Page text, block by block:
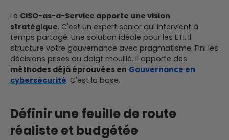
Le CISO-as-a-Service apporte une vision
stratégique. C'est un expert senior qui intervient à
temps partagé. Une solution idéale pour les ETI. Il
structure votre gouvernance avec pragmatisme. Fini les
décisions prises au doigt mouillé. Il apporte des
méthodes déjà éprouvées en Gouvernance en
cybersécurité. C'est la base.
Définir une feuille de route
réaliste et budgétée